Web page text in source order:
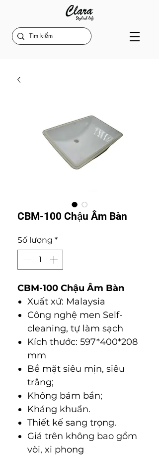
CBM-100 Chậu Âm Bàn
Số lượng *
CBM-100 Chậu Âm Bàn
Xuất xứ: Malaysia
Công nghệ men Self-
cleaning, tự làm sạch
Kích thước: 597*400*208
mm
Bề mặt siêu mịn, siêu
trắng;
Không bám bẩn;
Kháng khuẩn.
Thiết kế sang trọng.
Giá trên không bao gồm
vòi, xi phong